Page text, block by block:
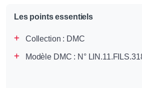
Les points essentiels
Collection : DMC
Modèle DMC : N°